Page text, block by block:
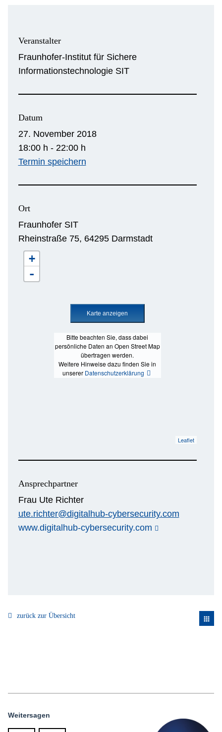
Veranstalter
Fraunhofer-Institut für Sichere
Informationstechnologie SIT
Datum
27. November 2018
18:00 h - 22:00 h
Termin speichern
Ort
Fraunhofer SIT
Rheinstraße 75, 64295 Darmstadt
Bitte beachten Sie, dass dabei
persönliche Daten an Open Street Map
übertragen werden.
Weitere Hinweise dazu finden Sie in
unserer Datenschutzerklärung
+
-
Leaflet
Ansprechpartner
Frau Ute Richter
ute.richter@digitalhub-cybersecurity.com
www.digitalhub-cybersecurity.com
zurück zur Übersicht apps
Weitersagen